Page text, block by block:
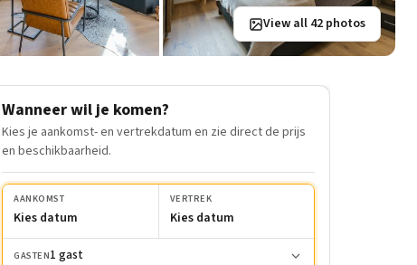
View all 42 photos
Wanneer wil je komen?
Kies je aankomst- en vertrekdatum en zie direct de prijs
en beschikbaarheid.
AANKOMST
Kies datum
VERTREK
Kies datum
GASTEN1 gast